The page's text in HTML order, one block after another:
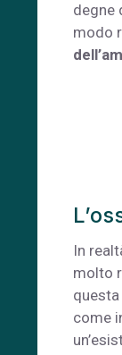
degne
modo
In
molto
come